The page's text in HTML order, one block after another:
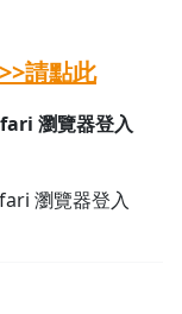
請點此
瀏覽器登入
瀏覽器登入